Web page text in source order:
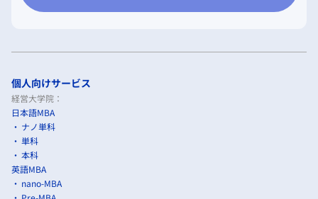
個人向けサービス
経営大学院：
日本語MBA
ナノ単科
単科
本科
英語MBA
nano-MBA